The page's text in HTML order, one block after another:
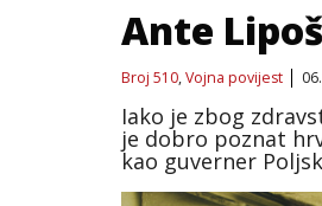
Ante
Broj 510,Vojna povijest
Iako je zbog
je dobro poznat
kao guverner